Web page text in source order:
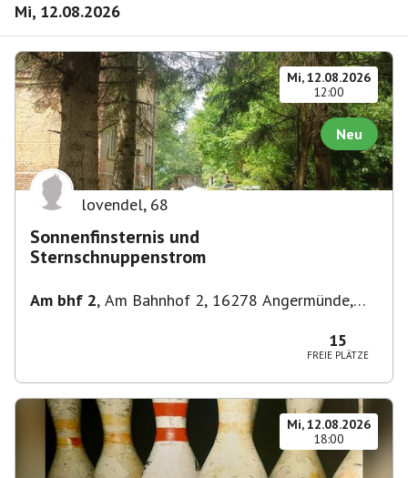
Mi, 12.08.2026
Mi, 12.08.2026
12:00
Neu
lovendel, 68
Sonnenfinsternis und
Sternschnuppenstrom
Am bhf 2, Am Bahnhof 2, 16278 Angermünde,
15
FREIE PLÄTZE
Mi, 12.08.2026
18:00